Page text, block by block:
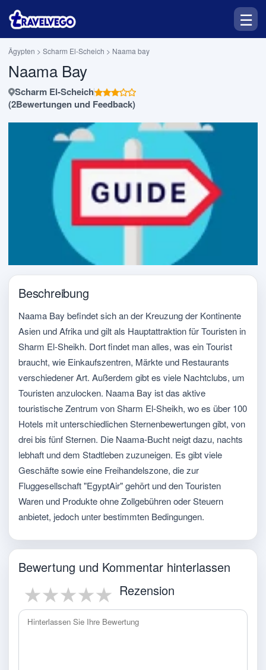
☰
Ägypten > Scharm El-Scheich > Naama bay
Naama Bay
Scharm El-Scheich
(2Bewertungen und Feedback)
Previous
Beschreibung
Naama Bay befindet sich an der Kreuzung der Kontinente
Asien und Afrika und gilt als Hauptattraktion für Touristen in
Sharm El-Sheikh. Dort findet man alles, was ein Tourist
braucht, wie Einkaufszentren, Märkte und Restaurants
verschiedener Art. Außerdem gibt es viele Nachtclubs, um
Touristen anzulocken. Naama Bay ist das aktive
touristische Zentrum von Sharm El-Sheikh, wo es über 100
Hotels mit unterschiedlichen Sternenbewertungen gibt, von
drei bis fünf Sternen. Die Naama-Bucht neigt dazu, nachts
lebhaft und dem Stadtleben zuzuneigen. Es gibt viele
Geschäfte sowie eine Freihandelszone, die zur
Fluggesellschaft "EgyptAir" gehört und den Touristen
Waren und Produkte ohne Zollgebühren oder Steuern
anbietet, jedoch unter bestimmten Bedingungen.
Bewertung und Kommentar hinterlassen
5 stars
4 stars
3 stars
2 stars
1 star Rezension